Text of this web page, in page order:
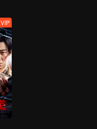
VIP